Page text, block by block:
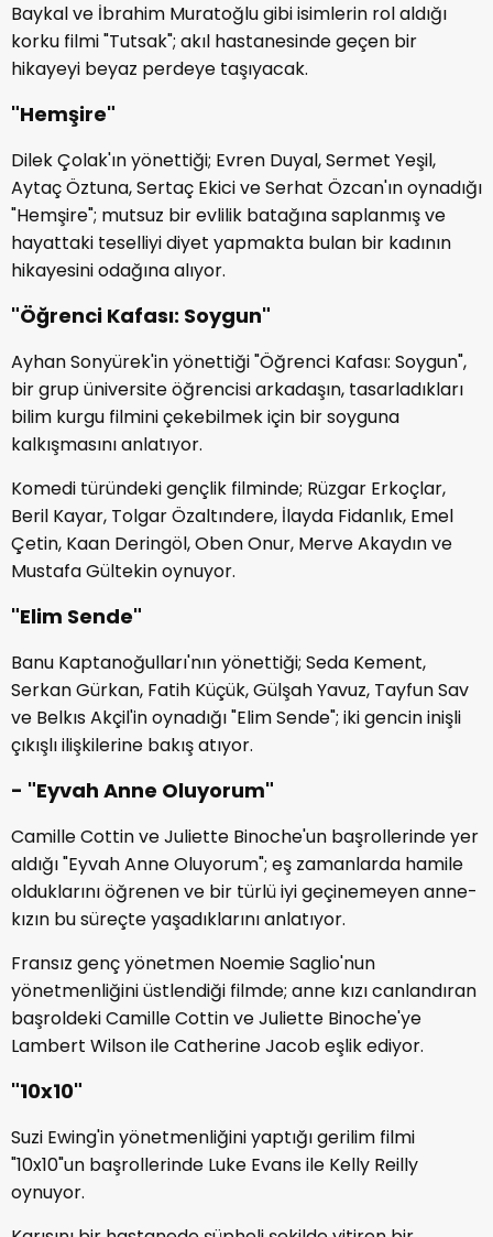
Baykal ve İbrahim Muratoğlu gibi isimlerin rol aldığı
korku filmi "Tutsak"; akıl hastanesinde geçen bir
hikayeyi beyaz perdeye taşıyacak.
"Hemşire"
Dilek Çolak'ın yönettiği; Evren Duyal, Sermet Yeşil,
Aytaç Öztuna, Sertaç Ekici ve Serhat Özcan'ın oynadığı
"Hemşire"; mutsuz bir evlilik batağına saplanmış ve
hayattaki teselliyi diyet yapmakta bulan bir kadının
hikayesini odağına alıyor.
"Öğrenci Kafası: Soygun"
Ayhan Sonyürek'in yönettiği "Öğrenci Kafası: Soygun",
bir grup üniversite öğrencisi arkadaşın, tasarladıkları
bilim kurgu filmini çekebilmek için bir soyguna
kalkışmasını anlatıyor.
Komedi türündeki gençlik filminde; Rüzgar Erkoçlar,
Beril Kayar, Tolgar Özaltındere, İlayda Fidanlık, Emel
Çetin, Kaan Deringöl, Oben Onur, Merve Akaydın ve
Mustafa Gültekin oynuyor.
"Elim Sende"
Banu Kaptanoğulları'nın yönettiği; Seda Kement,
Serkan Gürkan, Fatih Küçük, Gülşah Yavuz, Tayfun Sav
ve Belkıs Akçil'in oynadığı "Elim Sende"; iki gencin inişli
çıkışlı ilişkilerine bakış atıyor.
- "Eyvah Anne Oluyorum"
Camille Cottin ve Juliette Binoche'un başrollerinde yer
aldığı "Eyvah Anne Oluyorum"; eş zamanlarda hamile
olduklarını öğrenen ve bir türlü iyi geçinemeyen anne-
kızın bu süreçte yaşadıklarını anlatıyor.
Fransız genç yönetmen Noemie Saglio'nun
yönetmenliğini üstlendiği filmde; anne kızı canlandıran
başroldeki Camille Cottin ve Juliette Binoche'ye
Lambert Wilson ile Catherine Jacob eşlik ediyor.
"10x10"
Suzi Ewing'in yönetmenliğini yaptığı gerilim filmi
"10x10"un başrollerinde Luke Evans ile Kelly Reilly
oynuyor.